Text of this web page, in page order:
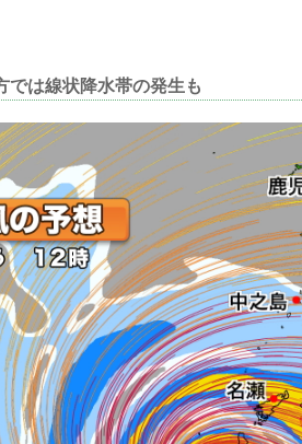
では線状降水帯の発生も